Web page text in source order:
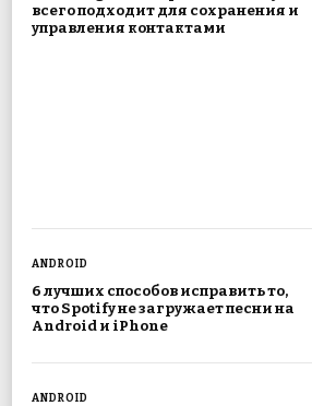
всего подходит для сохранения и
управления контактами
ANDROID
6 лучших способов исправить то,
что Spotify не загружает песни на
Android и iPhone
ANDROID